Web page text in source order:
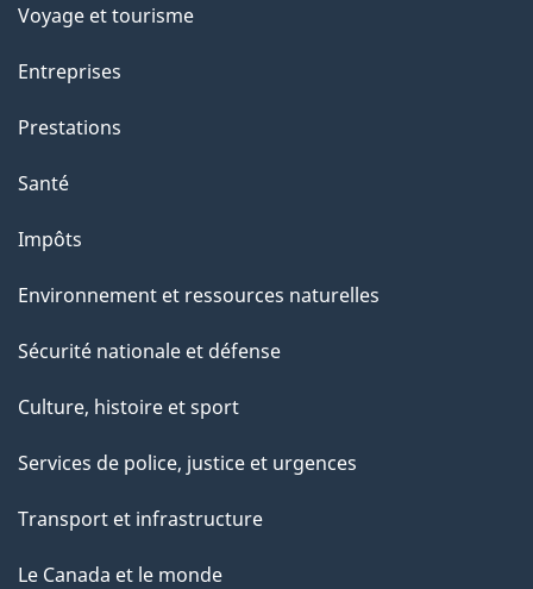
t
t
p
a
e
Voyage et tourisme
Entreprises
Prestations
Santé
Impôts
Environnement et ressources naturelles
Sécurité nationale et défense
Culture, histoire et sport
Services de police, justice et urgences
Transport et infrastructure
Le Canada et le monde